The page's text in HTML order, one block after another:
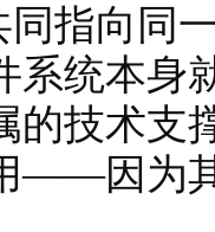
指向同
系统本身
的技术支
——因为